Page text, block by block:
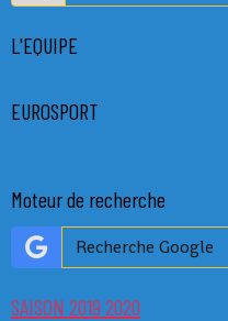
L'EQUIPE
EUROSPORT
Moteur de recherche
SAISON 2019 2020